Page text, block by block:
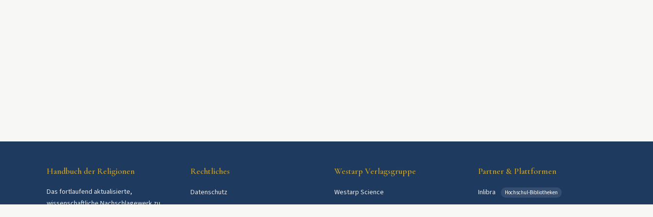
Handbuch der Religionen
Das fortlaufend aktualisierte,
wissenschaftliche Nachschlagewerk zu
Rechtliches
Datenschutz
Westarp Verlagsgruppe
Westarp Science
Partner & Plattformen
Inlibra Hochschul-Bibliotheken